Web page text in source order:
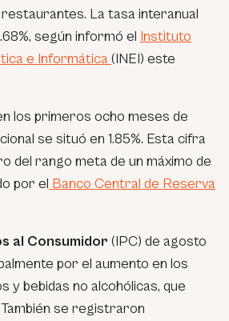
La tasa interanual
según informó el Instituto
e Informática (INEI) este
los primeros ocho meses de
se situó en 1.85%. Esta cifra
del rango meta de un máximo de
por el Banco Central de Reserva
al Consumidor (IPC) de agosto
por el aumento en los
y bebidas no alcohólicas, que
se registraron